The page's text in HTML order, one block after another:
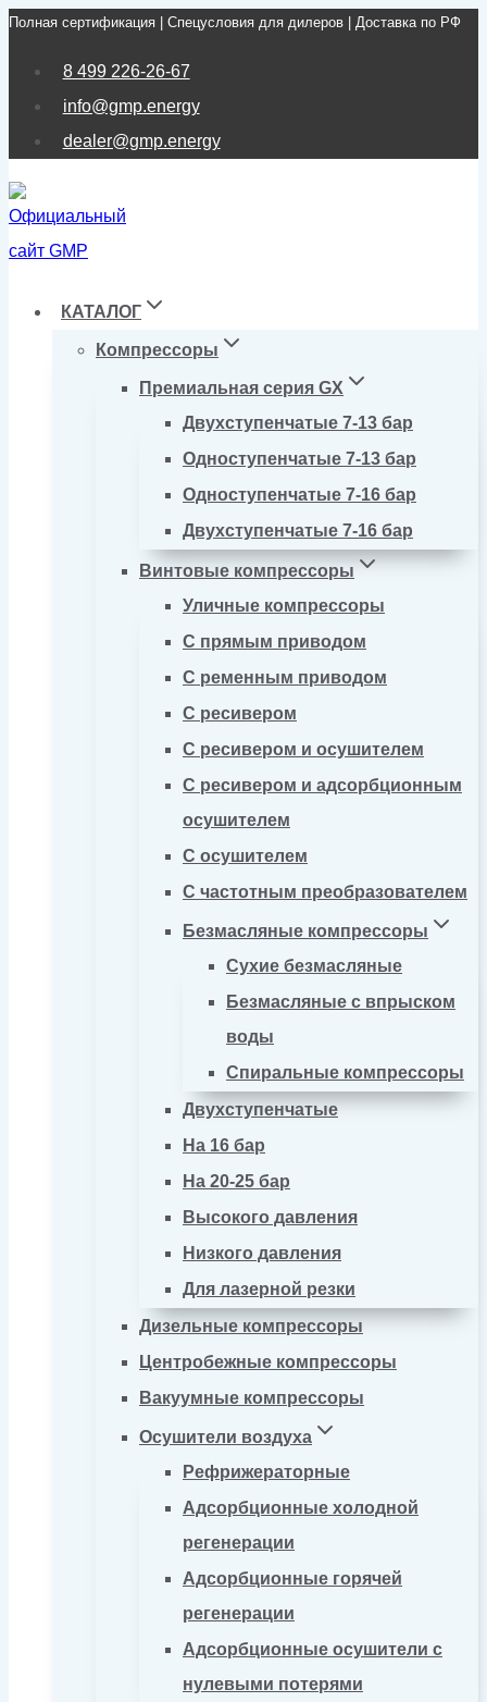
Перейти
Полная сертификация | Спецусловия для дилеров | Доставка по РФ
8 499 226-26-67
info@gmp.energy
dealer@gmp.energy
КАТАЛОГ
Компрессоры
Премиальная серия GX
Двухступенчатые 7-13 бар
Одноступенчатые 7-13 бар
Одноступенчатые 7-16 бар
Двухступенчатые 7-16 бар
Винтовые компрессоры
Уличные компрессоры
С прямым приводом
С ременным приводом
С ресивером
С ресивером и осушителем
С ресивером и адсорбционным
осушителем
С осушителем
С частотным преобразователем
Безмасляные компрессоры
Сухие безмасляные
Безмасляные с впрыском
воды
Спиральные компрессоры
Двухступенчатые
На 16 бар
На 20-25 бар
Высокого давления
Низкого давления
Для лазерной резки
Дизельные компрессоры
Центробежные компрессоры
Вакуумные компрессоры
Осушители воздуха
Рефрижераторные
Адсорбционные холодной
регенерации
Адсорбционные горячей
регенерации
Адсорбционные осушители с
нулевыми потерями